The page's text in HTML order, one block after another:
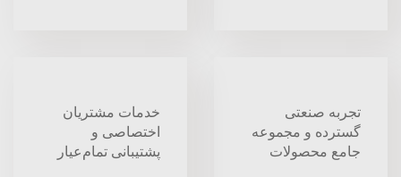
تجربه صنعتی
گسترده و مجموعه
جامع محصولات
خدمات مشتریان
اختصاصی و
پشتیبانی تمام‌عیار